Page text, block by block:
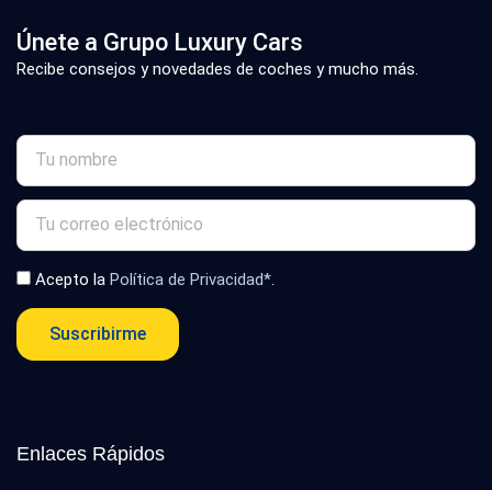
Únete a Grupo Luxury Cars
Recibe consejos y novedades de coches y mucho más.
Acepto la Política de Privacidad*.
Suscribirme
Enlaces Rápidos